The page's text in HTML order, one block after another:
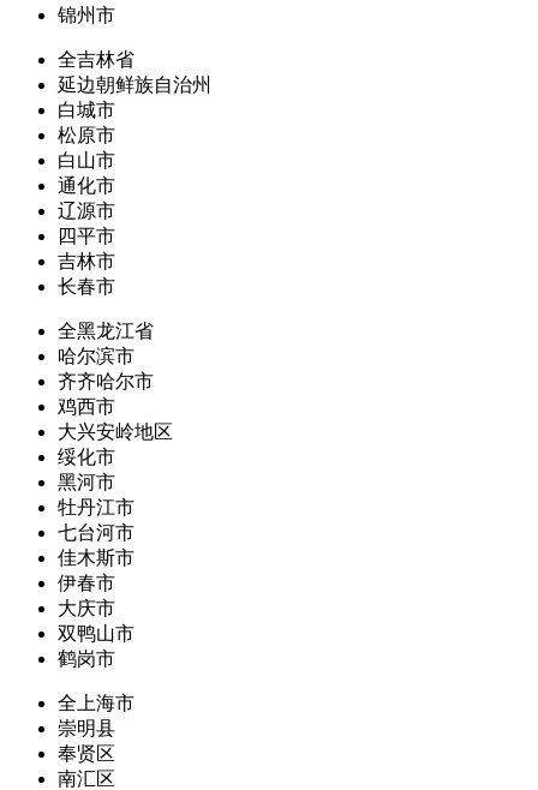
锦州市
全吉林省
延边朝鲜族自治州
白城市
松原市
白山市
通化市
辽源市
四平市
吉林市
长春市
全黑龙江省
哈尔滨市
齐齐哈尔市
鸡西市
大兴安岭地区
绥化市
黑河市
牡丹江市
七台河市
佳木斯市
伊春市
大庆市
双鸭山市
鹤岗市
全上海市
崇明县
奉贤区
南汇区